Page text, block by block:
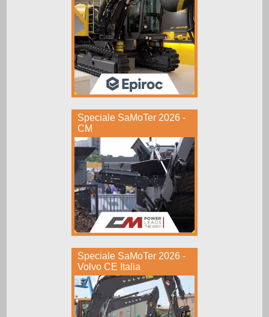
Speciale SaMoTer 2026 -
CM
Speciale SaMoTer 2026 -
Volvo CE Italia